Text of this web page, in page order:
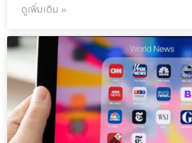
ดูเพิ่มเติม »